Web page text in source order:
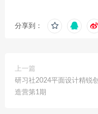
分享到：
上一篇
研习社2024平面设计精锐创
造营第1期